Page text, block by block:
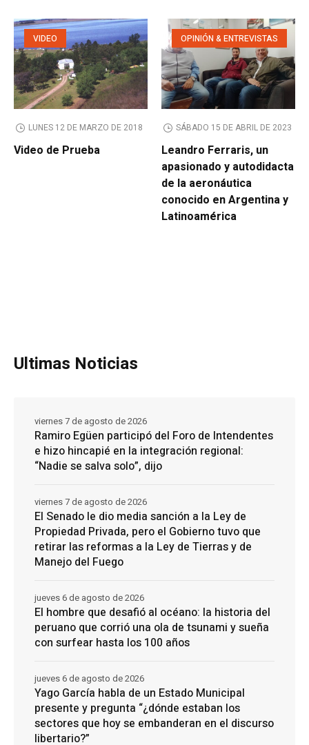
VIDEO
LUNES 12 DE MARZO DE 2018
Video de Prueba
OPINIÓN & ENTREVISTAS
SÁBADO 15 DE ABRIL DE 2023
Leandro Ferraris, un
apasionado y autodidacta
de la aeronáutica
conocido en Argentina y
Latinoamérica
Ultimas Noticias
Ramiro Egüen participó del Foro de Intendentes
e hizo hincapié en la integración regional:
“Nadie se salva solo”, dijo
viernes 7 de agosto de 2026
El Senado le dio media sanción a la Ley de
Propiedad Privada, pero el Gobierno tuvo que
retirar las reformas a la Ley de Tierras y de
Manejo del Fuego
viernes 7 de agosto de 2026
El hombre que desafió al océano: la historia del
peruano que corrió una ola de tsunami y sueña
con surfear hasta los 100 años
jueves 6 de agosto de 2026
Yago García habla de un Estado Municipal
presente y pregunta “¿dónde estaban los
sectores que hoy se embanderan en el discurso
libertario?”
jueves 6 de agosto de 2026